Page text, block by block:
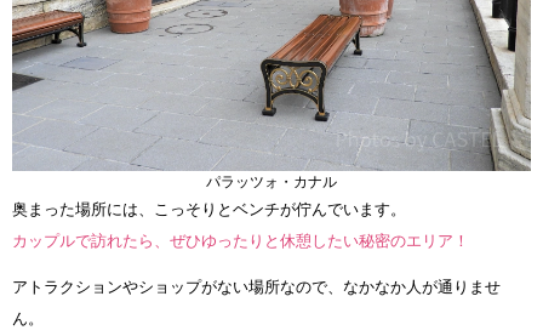
パラッツォ・カナル
奥まった場所には、こっそりとベンチが佇んでいます。
カップルで訪れたら、ぜひゆったりと休憩したい秘密のエリア！
アトラクションやショップがない場所なので、なかなか人が通りませ
ん。